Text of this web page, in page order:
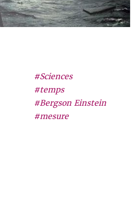
#Sciences
#temps
#Bergson Einstein
#mesure